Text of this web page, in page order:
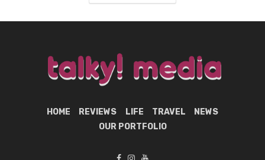
HOME REVIEWS LIFE TRAVEL
NEWS
OUR PORTFOLIO